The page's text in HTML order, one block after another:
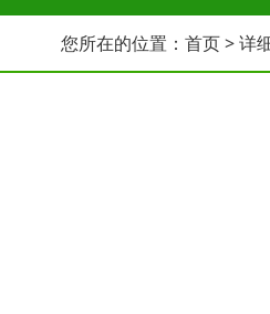
您所在的位置： 首页> 详